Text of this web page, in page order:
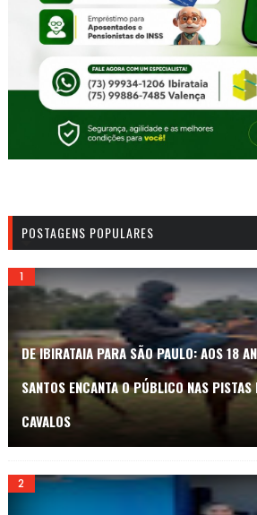
POSTAGENS POPULARES
DE IBIRATAIA PARA SÃO PAULO: AOS 18
SANTOS ENCANTA O PÚBLICO NAS
CAVALOS